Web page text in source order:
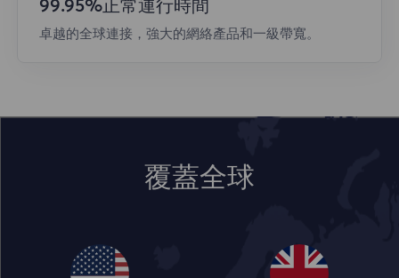
99.95%正常運行時間
卓越的全球連接，強大的網絡產品和一級帶寬。
覆蓋全球